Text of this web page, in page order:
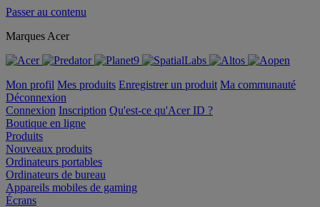
Passer au contenu
Marques Acer
Mon profil Mes produits Enregistrer un produit Ma communauté
Déconnexion
Connexion Inscription Qu'est-ce qu'Acer ID ?
Boutique en ligne
Produits
Nouveaux produits
Ordinateurs portables
Ordinateurs de bureau
Appareils mobiles de gaming
Écrans